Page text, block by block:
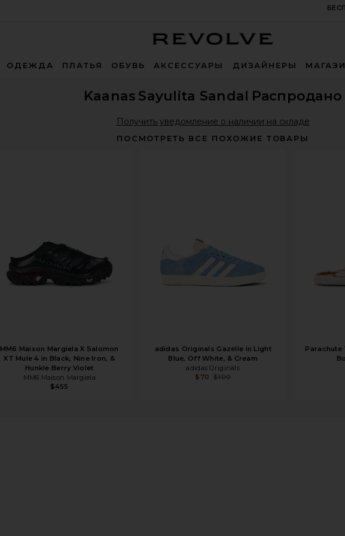
ОДЕЖДА ПЛАТЬЯ ОБУВЬ АКСЕССУАРЫ ДИЗАЙНЕРЫ
Kaanas Sayulita Sandal Распродано
Получить уведомление о наличии на складе
ПОСМОТРЕТЬ ВСЕ ПОХОЖИЕ ТОВАРЫ
MM6 Maison Margiela X Salomon
XT Mule 4 in Black, Nine Iron, &
Hunkle Berry Violet
MM6 Maison Margiela
$455
adidas Originals Gazelle in Light
Blue, Off White, & Cream
adidas Originals
$70 $100
Parachute